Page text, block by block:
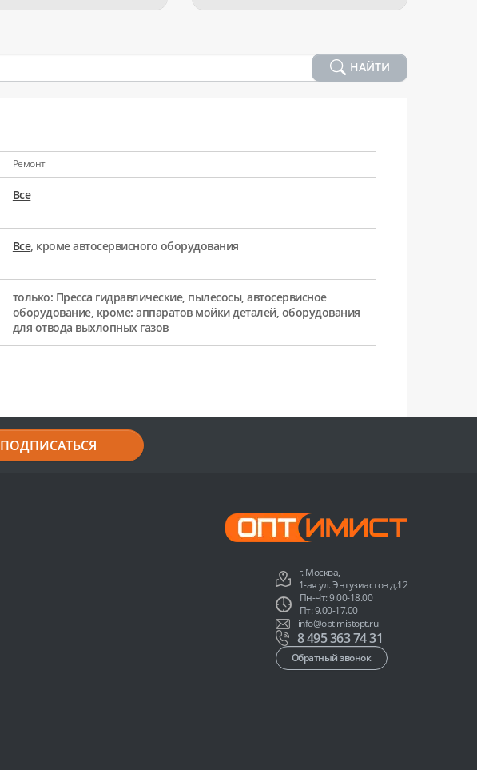
НАЙТИ
Ремонт
Все
Все, кроме автосервисного оборудования
только: Пресса гидравлические, пылесосы, автосервисное
оборудование, кроме: аппаратов мойки деталей, оборудования
для отвода выхлопных газов
ПОДПИСАТЬСЯ
г. Москва,
1-ая ул. Энтузиастов д.12
Пн-Чт: 9.00-18.00
Пт: 9.00-17.00
info@optimistopt.ru
8 495 363 74 31
Обратный звонок